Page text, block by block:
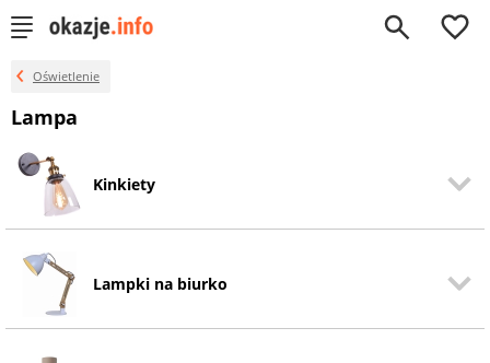
0
Oświetlenie
Lampa
Kinkiety
Lampki na biurko